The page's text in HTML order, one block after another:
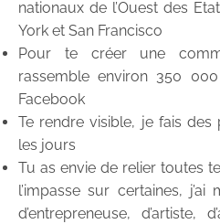
nationaux de l’Ouest des
York et San Francisco
Pour te créer une
rassemble environ 350
Facebook
Te rendre visible, je fais
les jours
Tu as envie de relier toutes
l’impasse sur certaines,
d’entrepreneuse, d’artiste,